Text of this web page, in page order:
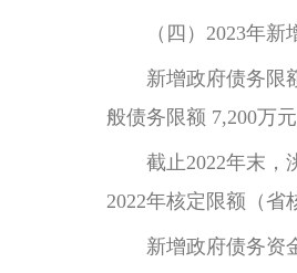
（四）2023年新
新增政府债务限额
般债务限额 7,200万
截止2022年末，洮
2022年核定限额（省
新增政府债务资金